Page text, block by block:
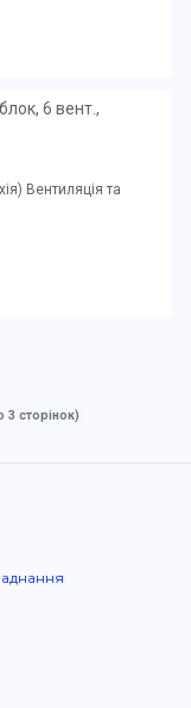
6 вент.,
Вентиляція та
3 сторінок)